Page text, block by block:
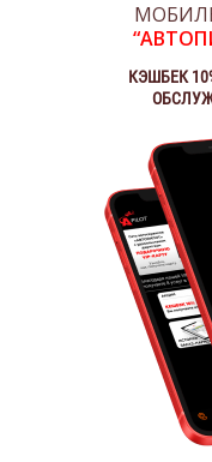
КЭШБЕК